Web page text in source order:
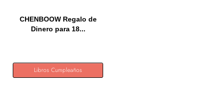
CHENBOOW Regalo de
Dinero para 18...
Libros Cumpleaños